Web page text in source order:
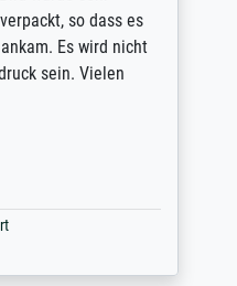
so dass es
Es wird nicht
sein. Vielen